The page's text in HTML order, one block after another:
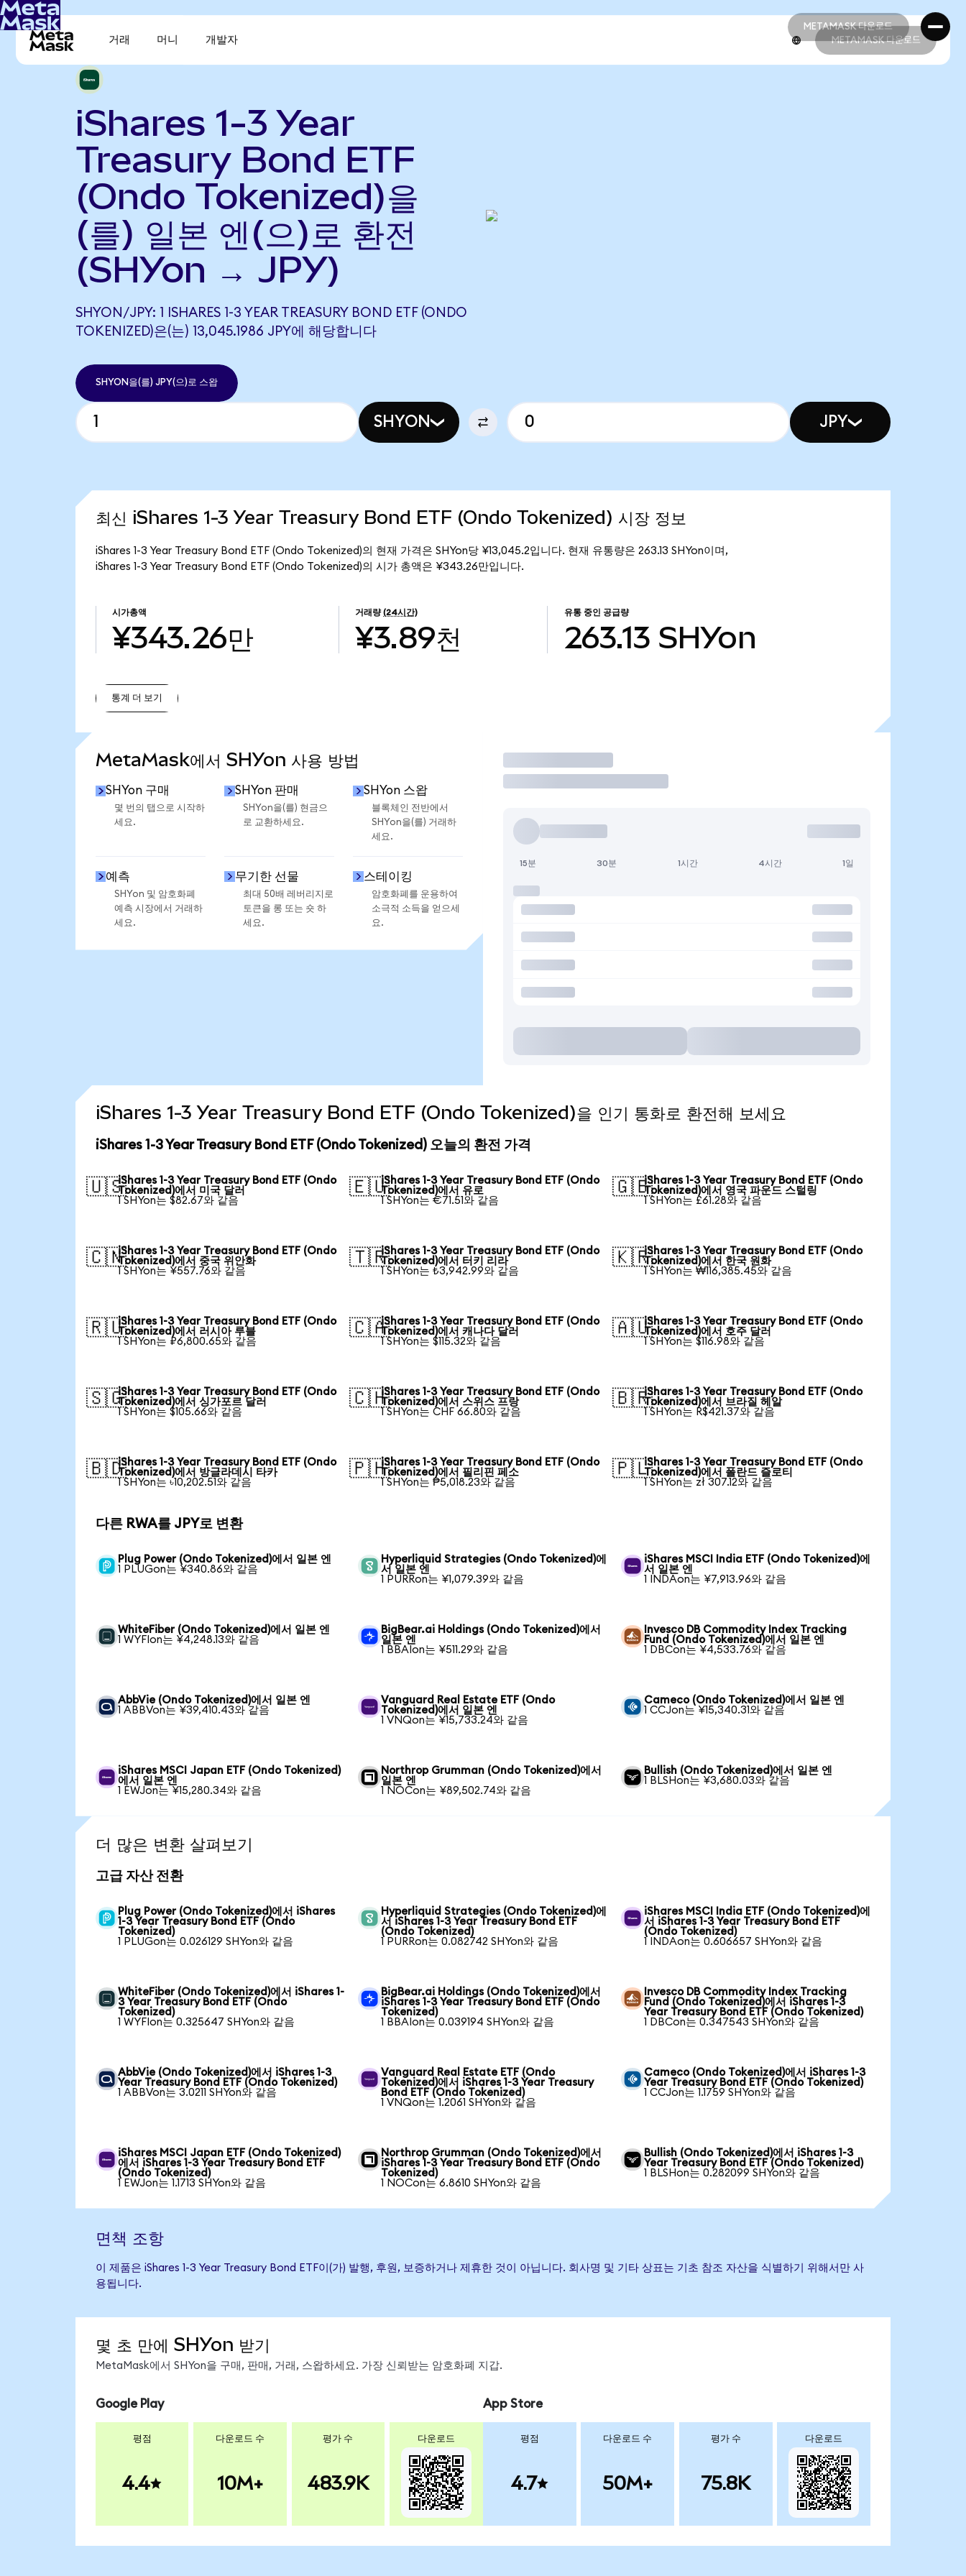
METAMASK 다운로드
METAMASK 다운로드
거래 머니 개발자 METAMASK 다운로드
iShares 1-3 Year
Treasury Bond ETF
(Ondo Tokenized)을
(를) 일본 엔(으)로 환전
(SHYon → JPY)
SHYON/JPY: 1 ISHARES 1-3 YEAR TREASURY BOND ETF (ONDO
TOKENIZED)은(는) 13,045.1986 JPY에 해당합니다
SHYON을(를) JPY(으)로 스왑
SHYON JPY
최신 iShares 1-3 Year Treasury Bond ETF (Ondo Tokenized) 시장 정보
iShares 1-3 Year Treasury Bond ETF (Ondo Tokenized)의 현재 가격은 SHYon당 ¥13,045.2입니다. 현재 유통량은 263.13 SHYon이며,
iShares 1-3 Year Treasury Bond ETF (Ondo Tokenized)의 시가 총액은 ¥343.26만입니다.
시가총액
¥343.26만
거래량 (24시간)
¥3.89천
유통 중인 공급량
263.13 SHYon
통계 더 보기
MetaMask에서 SHYon 사용 방법
SHYon 구매
몇 번의 탭으로 시작하
세요.
SHYon 판매
SHYon을(를) 현금으
로 교환하세요.
SHYon 스왑
블록체인 전반에서
SHYon을(를) 거래하
세요.
예측
SHYon 및 암호화폐
예측 시장에서 거래하
세요.
무기한 선물
최대 50배 레버리지로
토큰을 롱 또는 숏 하
세요.
스테이킹
암호화폐를 운용하여
소극적 소득을 얻으세
요.
거래
15분 30분 1시간 4시간 1일
iShares 1-3 Year Treasury Bond ETF (Ondo Tokenized)을 인기 통화로 환전해 보세요
iShares 1-3 Year Treasury Bond ETF (Ondo Tokenized) 오늘의 환전 가격
🇺🇸iShares 1-3 Year Treasury Bond ETF (Ondo
Tokenized)에서 미국 달러
1 SHYon는 $82.67와 같음
🇪🇺iShares 1-3 Year Treasury Bond ETF (Ondo
Tokenized)에서 유로
1 SHYon는 €71.51와 같음
🇬🇧iShares 1-3 Year Treasury Bond ETF (Ondo
Tokenized)에서 영국 파운드 스털링
1 SHYon는 £61.28와 같음
🇨🇳iShares 1-3 Year Treasury Bond ETF (Ondo
Tokenized)에서 중국 위안화
1 SHYon는 ¥557.76와 같음
🇹🇷iShares 1-3 Year Treasury Bond ETF (Ondo
Tokenized)에서 터키 리라
1 SHYon는 ₺3,942.99와 같음
🇰🇷iShares 1-3 Year Treasury Bond ETF (Ondo
Tokenized)에서 한국 원화
1 SHYon는 ₩116,385.45와 같음
🇷🇺iShares 1-3 Year Treasury Bond ETF (Ondo
Tokenized)에서 러시아 루블
1 SHYon는 ₽6,800.65와 같음
🇨🇦iShares 1-3 Year Treasury Bond ETF (Ondo
Tokenized)에서 캐나다 달러
1 SHYon는 $115.32와 같음
🇦🇺iShares 1-3 Year Treasury Bond ETF (Ondo
Tokenized)에서 호주 달러
1 SHYon는 $116.98와 같음
🇸🇬iShares 1-3 Year Treasury Bond ETF (Ondo
Tokenized)에서 싱가포르 달러
1 SHYon는 $105.66와 같음
🇨🇭iShares 1-3 Year Treasury Bond ETF (Ondo
Tokenized)에서 스위스 프랑
1 SHYon는 CHF 66.80와 같음
🇧🇷iShares 1-3 Year Treasury Bond ETF (Ondo
Tokenized)에서 브라질 헤알
1 SHYon는 R$421.37와 같음
🇧🇩iShares 1-3 Year Treasury Bond ETF (Ondo
Tokenized)에서 방글라데시 타카
1 SHYon는 ৳10,202.51와 같음
🇵🇭iShares 1-3 Year Treasury Bond ETF (Ondo
Tokenized)에서 필리핀 페소
1 SHYon는 ₱5,018.23와 같음
🇵🇱iShares 1-3 Year Treasury Bond ETF (Ondo
Tokenized)에서 폴란드 즐로티
1 SHYon는 zł 307.12와 같음
다른 RWA를 JPY로 변환
Plug Power (Ondo Tokenized)에서 일본 엔
1 PLUGon는 ¥340.86와 같음
Hyperliquid Strategies (Ondo Tokenized)에
서 일본 엔
1 PURRon는 ¥1,079.39와 같음
iShares MSCI India ETF (Ondo Tokenized)에
서 일본 엔
1 INDAon는 ¥7,913.96와 같음
WhiteFiber (Ondo Tokenized)에서 일본 엔
1 WYFIon는 ¥4,248.13와 같음
BigBear.ai Holdings (Ondo Tokenized)에서
일본 엔
1 BBAIon는 ¥511.29와 같음
Invesco DB Commodity Index Tracking
Fund (Ondo Tokenized)에서 일본 엔
1 DBCon는 ¥4,533.76와 같음
AbbVie (Ondo Tokenized)에서 일본 엔
1 ABBVon는 ¥39,410.43와 같음
Vanguard Real Estate ETF (Ondo
Tokenized)에서 일본 엔
1 VNQon는 ¥15,733.24와 같음
Cameco (Ondo Tokenized)에서 일본 엔
1 CCJon는 ¥15,340.31와 같음
iShares MSCI Japan ETF (Ondo Tokenized)
에서 일본 엔
1 EWJon는 ¥15,280.34와 같음
Northrop Grumman (Ondo Tokenized)에서
일본 엔
1 NOCon는 ¥89,502.74와 같음
Bullish (Ondo Tokenized)에서 일본 엔
1 BLSHon는 ¥3,680.03와 같음
더 많은 변환 살펴보기
고급 자산 전환
Plug Power (Ondo Tokenized)에서 iShares
1-3 Year Treasury Bond ETF (Ondo
Tokenized)
1 PLUGon는 0.026129 SHYon와 같음
Hyperliquid Strategies (Ondo Tokenized)에
서 iShares 1-3 Year Treasury Bond ETF
(Ondo Tokenized)
1 PURRon는 0.082742 SHYon와 같음
iShares MSCI India ETF (Ondo Tokenized)에
서 iShares 1-3 Year Treasury Bond ETF
(Ondo Tokenized)
1 INDAon는 0.606657 SHYon와 같음
WhiteFiber (Ondo Tokenized)에서 iShares 1-
3 Year Treasury Bond ETF (Ondo
Tokenized)
1 WYFIon는 0.325647 SHYon와 같음
BigBear.ai Holdings (Ondo Tokenized)에서
iShares 1-3 Year Treasury Bond ETF (Ondo
Tokenized)
1 BBAIon는 0.039194 SHYon와 같음
Invesco DB Commodity Index Tracking
Fund (Ondo Tokenized)에서 iShares 1-3
Year Treasury Bond ETF (Ondo Tokenized)
1 DBCon는 0.347543 SHYon와 같음
AbbVie (Ondo Tokenized)에서 iShares 1-3
Year Treasury Bond ETF (Ondo Tokenized)
1 ABBVon는 3.0211 SHYon와 같음
Vanguard Real Estate ETF (Ondo
Tokenized)에서 iShares 1-3 Year Treasury
Bond ETF (Ondo Tokenized)
1 VNQon는 1.2061 SHYon와 같음
Cameco (Ondo Tokenized)에서 iShares 1-3
Year Treasury Bond ETF (Ondo Tokenized)
1 CCJon는 1.1759 SHYon와 같음
iShares MSCI Japan ETF (Ondo Tokenized)
에서 iShares 1-3 Year Treasury Bond ETF
(Ondo Tokenized)
1 EWJon는 1.1713 SHYon와 같음
Northrop Grumman (Ondo Tokenized)에서
iShares 1-3 Year Treasury Bond ETF (Ondo
Tokenized)
1 NOCon는 6.8610 SHYon와 같음
Bullish (Ondo Tokenized)에서 iShares 1-3
Year Treasury Bond ETF (Ondo Tokenized)
1 BLSHon는 0.282099 SHYon와 같음
면책 조항
이 제품은 iShares 1-3 Year Treasury Bond ETF이(가) 발행, 후원, 보증하거나 제휴한 것이 아닙니다. 회사명 및 기타 상표는 기초 참조 자산을 식별하기 위해서만 사
용됩니다.
몇 초 만에 SHYon 받기
MetaMask에서 SHYon을 구매, 판매, 거래, 스왑하세요. 가장 신뢰받는 암호화폐 지갑.
Google Play
평점
4.4
다운로드 수
10M+
평가 수
483.9K
다운로드
App Store
평점
4.7
다운로드 수
50M+
평가 수
75.8K
다운로드